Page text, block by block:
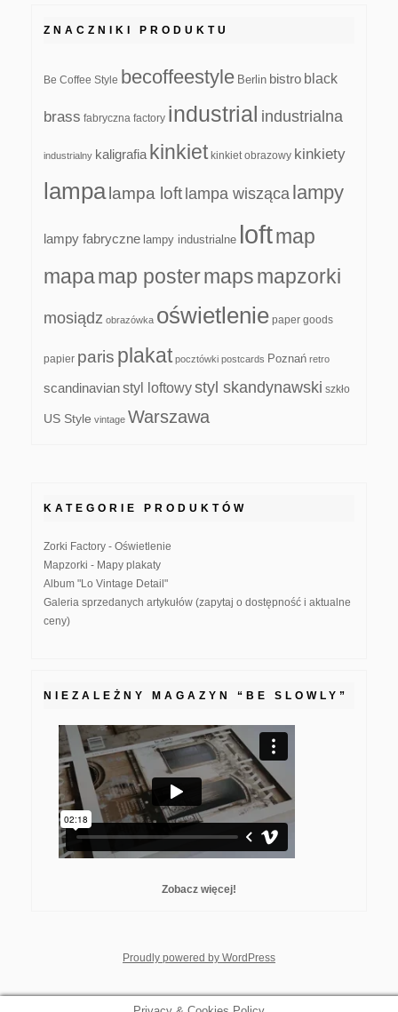
ZNACZNIKI PRODUKTU
Be Coffee Style becoffeestyle Berlin bistro black
brass fabryczna factory industrial industrialna
industrialny kaligrafia kinkiet kinkiet obrazowy kinkiety
lampa lampa loft lampa wisząca lampy
lampy fabryczne lampy industrialne loftmap
mapamap postermapsmapzorki
mosiądz obrazówka oświetlenie paper goods
papier paris plakat pocztówki postcards Poznań retro
scandinavianstyl loftowystyl skandynawski szkło
US Style vintage Warszawa
KATEGORIE PRODUKTÓW
Zorki Factory - Oświetlenie
Mapzorki - Mapy plakaty
Album "Lo Vintage Detail"
Galeria sprzedanych artykułów (zapytaj o dostępność i aktualne
ceny)
NIEZALEŻNY MAGAZYN “BE SLOWLY”
Zobacz więcej!
Proudly powered by WordPresswhois: Nuno Sarmento